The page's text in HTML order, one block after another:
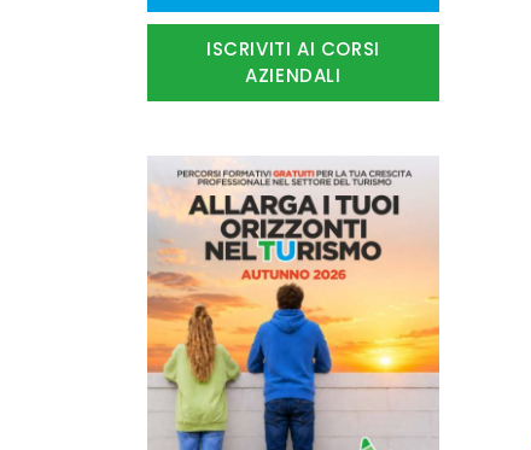
ISCRIVITI AI CORSI
AZIENDALI